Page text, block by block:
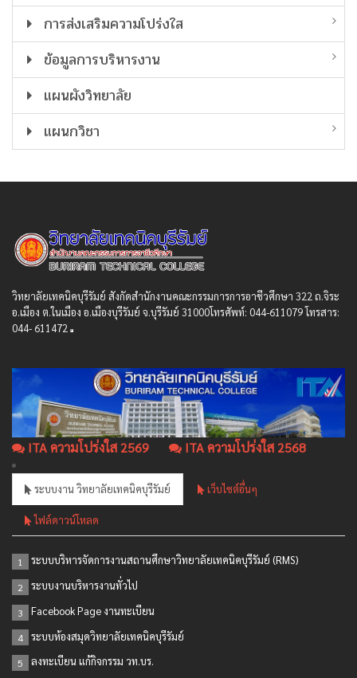
การส่งเสริมความโปร่งใส
ข้อมูลการบริหารงาน
แผนผังวิทยาลัย
แผนกวิชา
วิทยาลัยเทคนิคบุรีรัมย์ สังกัดสํานักงานคณะกรรมการการอาชีวศึกษา 322 ถ.จิระ
อ.เมือง ต.ในเมือง อ.เมืองบุรีรัมย์ จ.บุรีรัมย์ 31000โทรศัพท์: 044-611079 โทรสาร:
044- 611472
ITA ความโปร่งใส 2569 ITA ความโปร่งใส 2568
ระบบงาน วิทยาลัยเทคนิคบุรีรัมย์ เว็บไซต์อื่นๆ
ไฟล์ดาวน์โหลด
1 ระบบบริหารจัดการงานสถานศึกษาวิทยาลัยเทคนิคบุรีรัมย์ (RMS)
2 ระบบงานบริหารงานทั่วไป
3 Facebook Page งานทะเบียน
4 ระบบห้องสมุดวิทยาลัยเทคนิคบุรีรัมย์
5 ลงทะเบียน แก้กิจกรรม วท.บร.